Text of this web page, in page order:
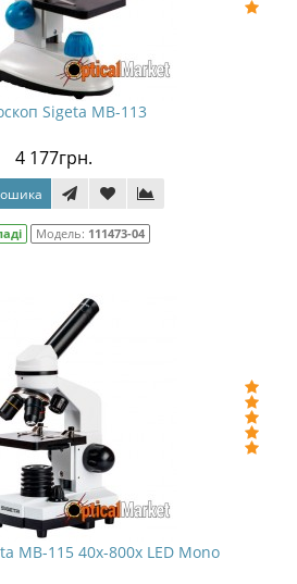
Sigeta MB-113
4 177грн.
Модель: 111473-04
MB-115 40x-800x LED Mono